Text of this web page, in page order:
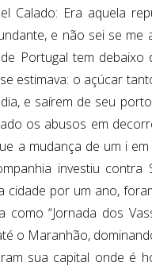
Calado: Era aquela
e não sei se me
Portugal tem
estimava: o açúcar
e saírem de seu
os abusos em
a mudança de um i
investiu contra
por um ano,
“Jornada dos
o Maranhão,
sua capital onde é